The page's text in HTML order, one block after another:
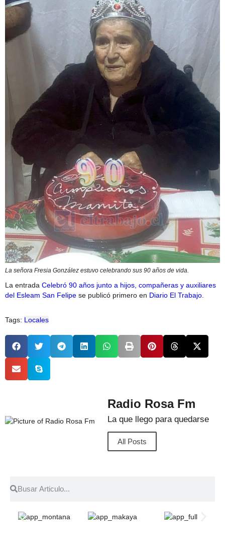
La señora Fresia González estuvo celebrando sus 90 años de vida.
La entrada Celebró 90 años junto a hijos, compañeras y auxiliares
del Esleam San Felipe se publicó primero en Diario El Trabajo
Tags: Locales
Radio Rosa Fm
La que llego para quedarse
All Posts